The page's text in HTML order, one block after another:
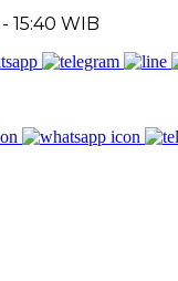
15:40 WIB